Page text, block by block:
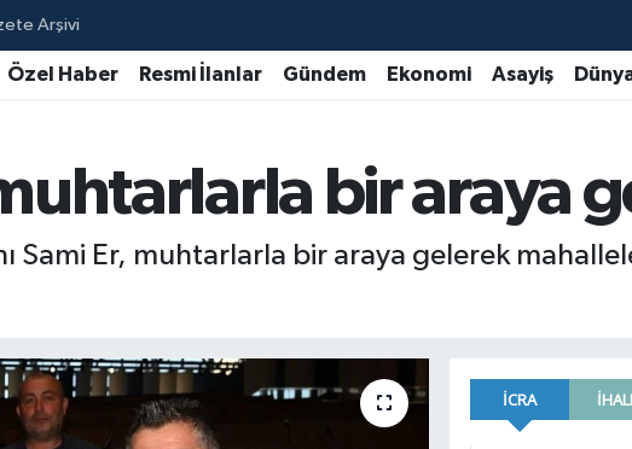
Arşivi
Özel Haber Resmi İlanlar Gündem Ekonomi Asayiş
bir araya
Sami Er, muhtarlarla bir araya gelerek